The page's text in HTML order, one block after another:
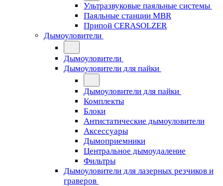
Ультразвуковые паяльные системы
Паяльные станции MBR
Припой CERASOLZER
Дымоуловители
Дымоуловители
Дымоуловители для пайки
Дымоуловители для пайки
Комплекты
Блоки
Антистатические дымоуловители
Аксессуары
Дымоприемники
Центральное дымоудаление
Фильтры
Дымоуловители для лазерных резчиков и
граверов